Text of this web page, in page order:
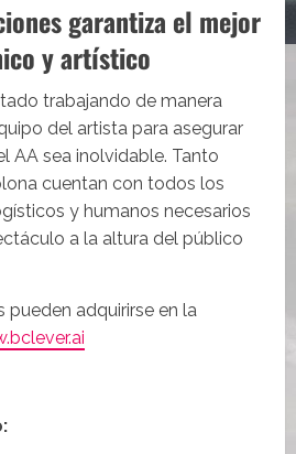
garantiza el mejor
y artístico
trabajando de manera
del artista para asegurar
AA sea inolvidable. Tanto
cuentan con todos los
y humanos necesarios
a la altura del público
pueden adquirirse en la